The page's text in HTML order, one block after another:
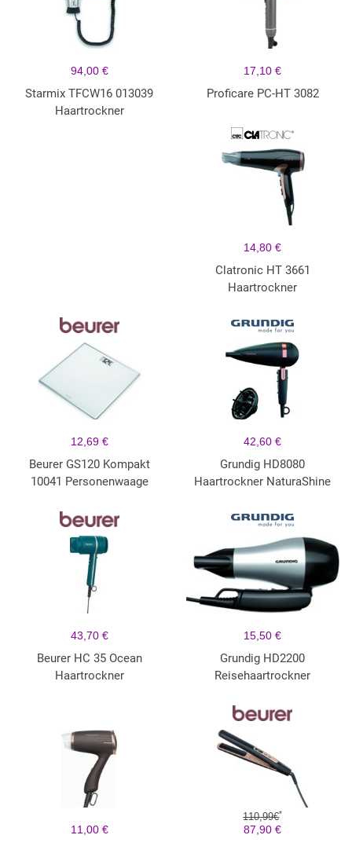
94,00 €
Starmix TFCW16 013039
Haartrockner
17,10 €
Proficare PC-HT 3082
14,80 €
Clatronic HT 3661
Haartrockner
12,69 €
Beurer GS120 Kompakt
10041 Personenwaage
42,60 €
Grundig HD8080
Haartrockner NaturaShine
43,70 €
Beurer HC 35 Ocean
Haartrockner
15,50 €
Grundig HD2200
Reisehaartrockner
11,00 €
110,99€*
87,90 €